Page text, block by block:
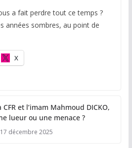
a fait perdre tout ce temps ?
années sombres, au point de
X
CFR et l’imam Mahmoud DICKO,
lueur ou une menace ?
17 décembre 2025